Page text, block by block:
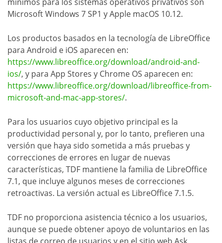
Microsoft Windows 7 SP1 y Apple macOS 10.12.
Los productos basados en la tecnología de LibreOffice
para Android e iOS aparecen en:
https://www.libreoffice.org/download/android-and-
ios/, y para App Stores y Chrome OS aparecen en:
https://www.libreoffice.org/download/libreoffice-from-
microsoft-and-mac-app-stores/.
Para los usuarios cuyo objetivo principal es la
productividad personal y, por lo tanto, prefieren una
versión que haya sido sometida a más pruebas y
correcciones de errores en lugar de nuevas
características, TDF mantiene la familia de LibreOffice
7.1, que incluye algunos meses de correcciones
retroactivas. La versión actual es LibreOffice 7.1.5.
TDF no proporciona asistencia técnico a los usuarios,
aunque se puede obtener apoyo de voluntarios en las